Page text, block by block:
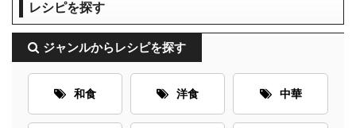
レシピを探す
ジャンルからレシピを探す
和食 洋食 中華